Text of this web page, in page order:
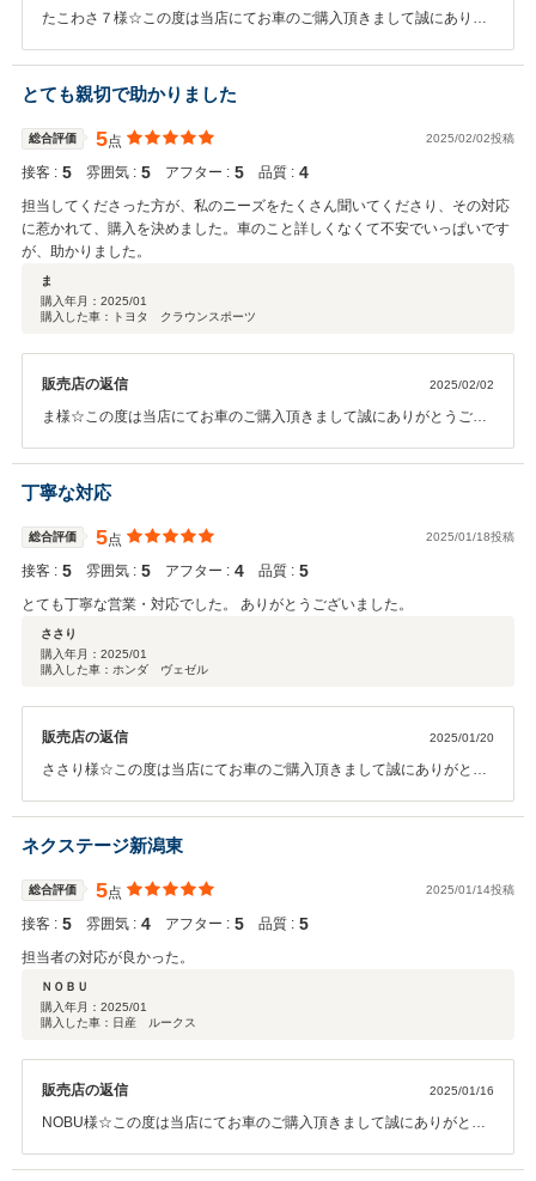
たこわさ７様☆この度は当店にてお車のご購入頂きまして誠にありが
フ一同、お客様ファーストに努めて参ります。お気軽に当店に遊びに
来て下さいませ☆本当にありがとうございました☆
とても親切で助かりました
総合評価 5点 2025/02/02投稿
接客 : 5 雰囲気 : 5 アフター : 5 品質 : 4
担当してくださった方が、私のニーズをたくさん聞いてくださり、その対応
に惹かれて、購入を決めました。車のこと詳しくなくて不安でいっぱいです
が、助かりました。
ま
購入年月： 2025/01
購入した車：トヨタ クラウンスポーツ
販売店の返信 2025/02/02
ま様☆この度は当店にてお車のご購入頂きまして誠にありがとうござ
お客様ファーストに努めて参ります。お気軽に当店に遊びに来て下さ
いませ☆本当にありがとうございました☆
丁寧な対応
総合評価 5点 2025/01/18投稿
接客 : 5 雰囲気 : 5 アフター : 4 品質 : 5
とても丁寧な営業・対応でした。 ありがとうございました。
ささり
購入年月： 2025/01
購入した車：ホンダ ヴェゼル
販売店の返信 2025/01/20
ささり様☆この度は当店にてお車のご購入頂きまして誠にありがとう
同、お客様ファーストに努めて参ります。お気軽に当店に遊びに来て
下さいませ☆本当にありがとうございました☆
ネクステージ新潟東
総合評価 5点 2025/01/14投稿
接客 : 5 雰囲気 : 4 アフター : 5 品質 : 5
担当者の対応が良かった。
ＮＯＢＵ
購入年月： 2025/01
購入した車：日産 ルークス
販売店の返信 2025/01/16
NOBU様☆この度は当店にてお車のご購入頂きまして誠にありがとう
同、お客様ファーストに努めて参ります。お気軽に当店に遊びに来て